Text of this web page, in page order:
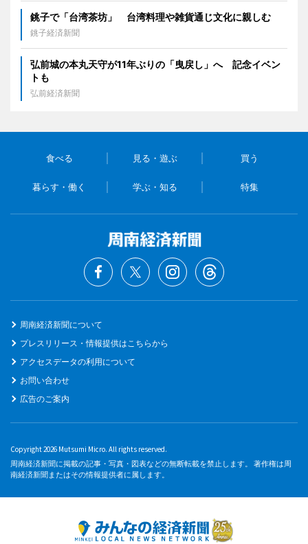
銚子で「台湾茶坊」 台湾料理や雑貨通じ文化に親しむ
銚子経済新聞
弘前城の本丸天守が11年ぶりの「曳戻し」へ 記念イベン
トも
弘前経済新聞
食べる 見る・遊ぶ 買う
暮らす・働く 学ぶ・知る 特集
周南経済新聞について
プレスリリース・情報提供はこちらから
アクセスデータの利用について
お問い合わせ
広告のご案内
Copyright 2026 Mutsumi Micro. All rights reserved.
周南経済新聞に掲載の記事・写真・図表などの無断転載を禁止します。 著作権は周
南経済新聞またはその情報提供者に属します。